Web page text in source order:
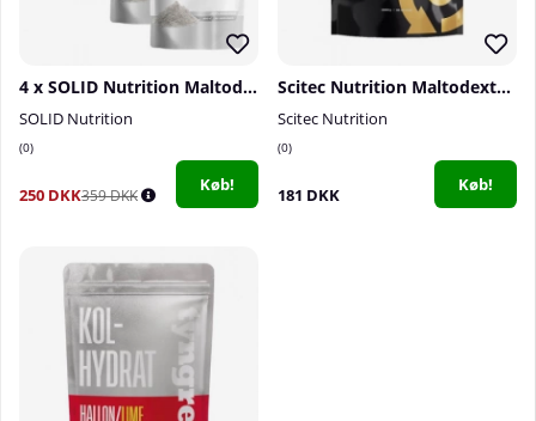
4 x SOLID Nutrition Maltodextrin, 900 g
SOLID Nutrition
0
250 DKK359 DKK
Køb!
Scitec Nutrition Maltodextrin, 2000 g
Scitec Nutrition
0
181 DKK Køb!